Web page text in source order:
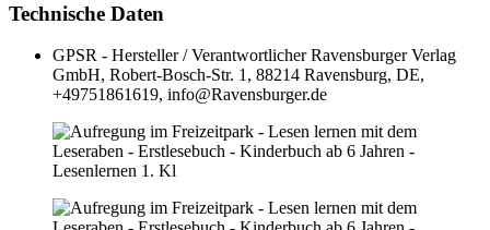
Technische Daten
GPSR - Hersteller / Verantwortlicher Ravensburger Verlag
GmbH, Robert-Bosch-Str. 1, 88214 Ravensburg, DE,
+49751861619, info@Ravensburger.de